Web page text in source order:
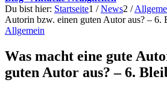
Du bist hier: Startseite1 / News2 /
Autorin bzw. einen guten Autor aus? – 6.
Allgemein
Was macht eine gute
guten Autor aus? – 6.